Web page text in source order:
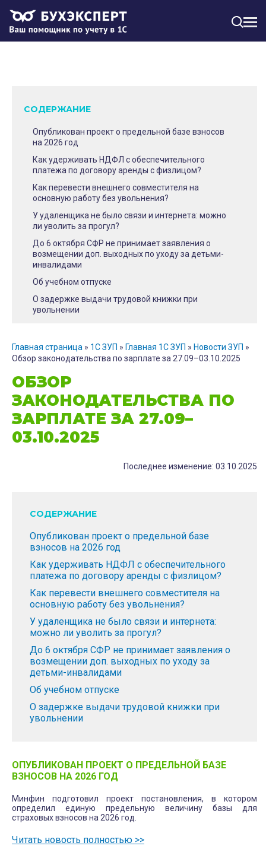
Главная страница » 1С ЗУП » Главная 1С ЗУП » Новости ЗУП »
Обзор законодательства по зарплате за 27.09–03.10.2025
ОБЗОР
ЗАКОНОДАТЕЛЬСТВА ПО
ЗАРПЛАТЕ ЗА 27.09–
03.10.2025
Последнее изменение: 03.10.2025
СОДЕРЖАНИЕ
Опубликован проект о предельной базе
взносов на 2026 год
Как удерживать НДФЛ с обеспечительного
платежа по договору аренды с физлицом?
Как перевести внешнего совместителя на
основную работу без увольнения?
У удаленщика не было связи и интернета:
можно ли уволить за прогул?
До 6 октября СФР не принимает заявления о
возмещении доп. выходных по уходу за
детьми-инвалидами
Об учебном отпуске
О задержке выдачи трудовой книжки при
увольнении
ОПУБЛИКОВАН ПРОЕКТ О ПРЕДЕЛЬНОЙ БАЗЕ
ВЗНОСОВ НА 2026 ГОД
Минфин подготовил проект постановления, в котором
определил единую предельную величину базы для
страховых взносов на 2026 год.
Читать новость полностью >>
СОДЕРЖАНИЕ
Опубликован проект о предельной базе взносов
на 2026 год
Как удерживать НДФЛ с обеспечительного
платежа по договору аренды с физлицом?
Как перевести внешнего совместителя на
основную работу без увольнения?
У удаленщика не было связи и интернета: можно
ли уволить за прогул?
До 6 октября СФР не принимает заявления о
возмещении доп. выходных по уходу за детьми-
инвалидами
Об учебном отпуске
О задержке выдачи трудовой книжки при
увольнении